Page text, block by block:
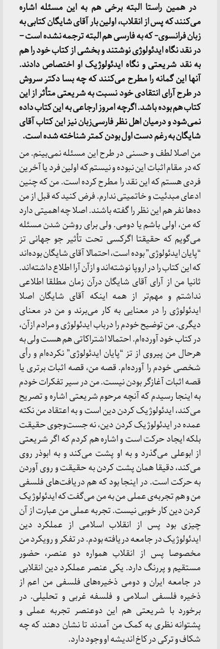
در همین راستا البته برخی هم به این مسئله اشاره
می‌کنند که پس از انقلاب، اولین بار آقای شایگان کتابی به
زبان فرانسوی- که به فارسی هم البته ترجمه نشده است–
در نقد نگاه ایدئولوژی نوشتند و بخشی از کتاب خود را هم
به نقد شریعتی و نگاه ایدئولوژیک او اختصاص دادند.
آنها این گمانه را مطرح می‌کنند که چه بسا دکتر سروش
در طرح آرای انتقادی خود نسبت به شریعتی متأثر از این
کتاب هم بوده باشد. اگرچه امروز ارجاعی به این کتاب داده
نمی‌شود و درمیان اهل نظر فارسی‌زبان نیز این کتاب آقای
شایگان به‌ رغم دست اول بودن کمتر شناخته شده است.
من اصلا لطف و حسنی در طرح این مسئله نمی‌بینم. من
که در مقام اثبات این نبوده و نیستم که اولین فرد یا آخرین
فردی هستم که این نقد را مطرح کرده است. من که چنین
ادعای مبدئیت و خاتمیتی ندارم. فرض کنید که قبل از من
ده‌ها نفر هم این نظر را گفته باشند. اصلا چه اهمیتی دارد
که من، اولی باشم یا دومی. ولی برای روشن شدن مسئله
می‌گویم که حقیقتا اگرکسی تحت تأثیر جو جهانی تز
“پایان ایدئولوژی” بوده است، احتمالا آقای شایگان بوده‌اند
که این کتاب را در اروپا نوشته‌اند و ازآن آرا اطلاع داشته‌اند.
ثانیا من از آرای آقای شایگان درآن زمان مطلقا اطلاعی
نداشتم و مهم‌تر از همه اینکه آقای شایگان اصلا
ایدئولوژی را در معنایی به کار می‌برند و من در معنای
دیگری. من توضیح خودم را درباب ایدئولوژی و مرادم ازآن،
در کتاب خود آورده‌ام. احتمالا اشتراکاتی هم هست ولی به
هرحال من پیروی از تز “پایان ایدئولوژی” نکرده‌ام و رأی
شخصی خودم را آورده‌ام. قصه من، قصه اثبات برتری یا
قصه اثبات آغازگر بودن نیست. من در سیر تفکرات خودم
به اینجا رسیدم که آنچه مرحوم شریعتی اشاره و تصریح
می‌کند، ایدئولوژیک کردن دین است و به اعتقاد من نکته
عمده در ایدئولوژیک کردن دین، نه جست‌وجوی حقیقت
بلکه ایجاد حرکت است و اشاره هم کردم که اگر شریعتی
از ابوعلی می‌گذرد و به او پشت می‌کند و به ابوذر روی
می‌کند، دقیقا همان پشت کردن به حقیقت و روی آوردن
به حرکت است. در اینجا بود که هم دریافت‌های فلسفی
من و هم تجربه‌ی عملی من به من می‌گفت که ایدئولوژیک
کردن دین کار خوبی نیست. تجربه عملی من عبارت از آن
چیزی بود پس از انقلاب اسلامی از عملکرد دین
ایدئولوژیک در جامعه دریافته بودم. در تفکر و رویکرد من
مخصوصا پس از انقلاب همواره دو عنصر، حضور
مستقیم و پررنگ دارد. یکی عنصر عملکرد دین انقلابی
در جامعه ایران و دومی ذخیره‌های فلسفی من اعم از
ذخیره فلسفی اسلامی و فلسفه غربی و تحلیلی. در
برخورد با شریعتی هم این دوعنصر تجربه عملی و
پشتوانه نظری به کمک من آمدند تا نشان دهند که چه
شکاف و ترکی در کاخ اندیشه او وجود دارد.